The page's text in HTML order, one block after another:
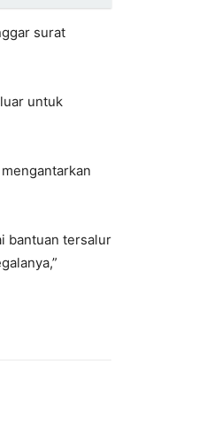
surat
untuk
bantuan tersalur